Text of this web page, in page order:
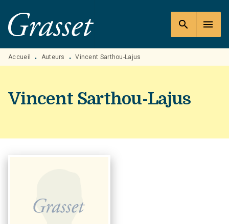
MENU RECHERCHE
PIED DE PAGE
search menu
Accueil • Auteurs • Vincent Sarthou-Lajus
Vincent Sarthou-Lajus